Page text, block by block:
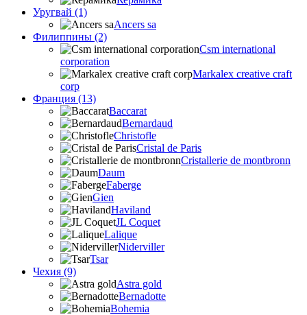
Уругвай (1)
Ancers sa
Филиппины (2)
Csm international
corporation
Markalex creative craft
corp
Франция (13)
Baccarat
Bernardaud
Christofle
Cristal de Paris
Cristallerie de montbronn
Daum
Faberge
Gien
Haviland
JL Coquet
Lalique
Niderviller
Tsar
Чехия (9)
Astra gold
Bernadotte
Bohemia